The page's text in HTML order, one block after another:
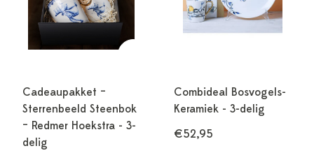
Cadeaupakket –
Sterrenbeeld Steenbok
– Redmer Hoekstra - 3-
delig
Combideal Bosvogels-
Keramiek - 3-delig
€52,95